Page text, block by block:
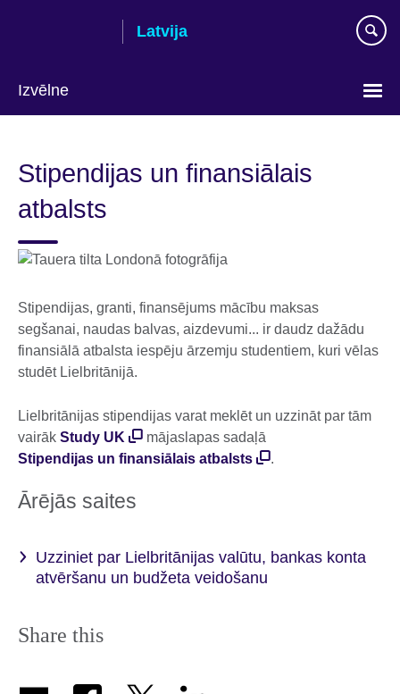
Latvija
Izvēlne
Stipendijas un finansiālais
atbalsts
Stipendijas, granti, finansējums mācību maksas
segšanai, naudas balvas, aizdevumi... ir daudz dažādu
finansiālā atbalsta iespēju ārzemju studentiem, kuri vēlas
studēt Lielbritānijā.
Lielbritānijas stipendijas varat meklēt un uzzināt par tām
vairāk Study UK
mājaslapas sadaļā
Stipendijas un finansiālais atbalsts
.
Ārējās saites
Uzziniet par Lielbritānijas valūtu, bankas konta
atvēršanu un budžeta veidošanu
Share this